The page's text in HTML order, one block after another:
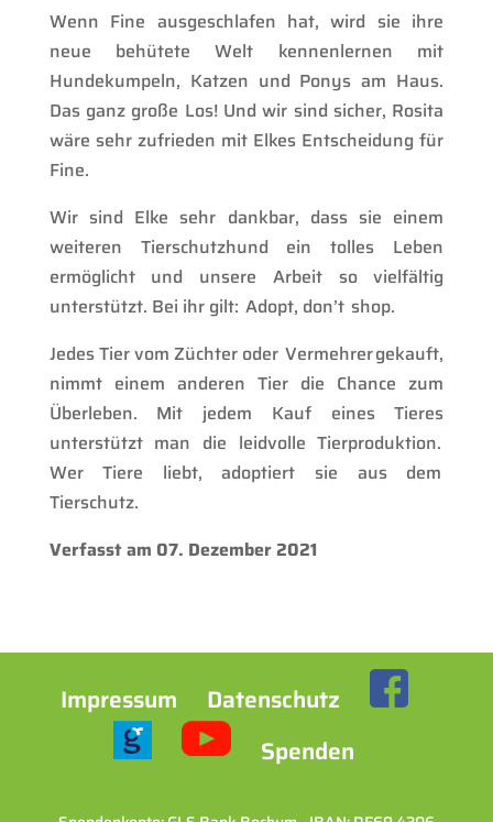
Wenn Fine ausgeschlafen hat, wird sie ihre
neue behütete Welt kennenlernen mit
Hundekumpeln, Katzen und Ponys am Haus.
Das ganz große Los! Und wir sind sicher, Rosita
wäre sehr zufrieden mit Elkes Entscheidung für
Fine.
Wir sind Elke sehr dankbar, dass sie einem
weiteren Tierschutzhund ein tolles Leben
ermöglicht und unsere Arbeit so vielfältig
unterstützt. Bei ihr gilt: Adopt, don’t shop.
Jedes Tier vom Züchter oder Vermehrer gekauft,
nimmt einem anderen Tier die Chance zum
Überleben. Mit jedem Kauf eines Tieres
unterstützt man die leidvolle Tierproduktion.
Wer Tiere liebt, adoptiert sie aus dem
Tierschutz.
Verfasst am 07. Dezember 2021
Impressum
Datenschutz
Spenden